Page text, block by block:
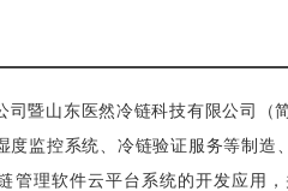
司暨山东医然冷链科技有限公司（
度监控系统、冷链验证服务等制
管理软件云平台系统的开发应用